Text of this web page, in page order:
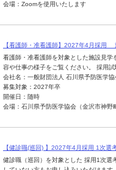
会場：Zoomを使用いたします
【看護師・准看護師】2027年4月採用
看護師・准看護師を対象とした施設見
容や仕事の様子をご覧ください。 採用試
会社名：一般財団法人 石川県予防医学協
募集対象：2027年卒
開催日：随時
会場：石川県予防医学協会（金沢市神野
【健診職(巡回) 】2027年4月採用 1次選
健診職（巡回）を対象とした 採用1次選